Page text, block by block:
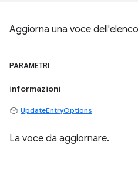
Aggiorna una voce
PARAMETRI
informazioni
UpdateEntryOptions
La voce da aggiornare.